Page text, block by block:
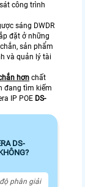
công trình
sáng DWDR
đặt ở những
sản phẩm
và quản lý tài
hơn chất
đang tìm kiếm
IP POE DS-
DS-
phân giải